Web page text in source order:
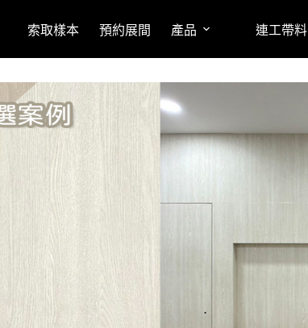
索取樣本 預約展間 產品 連工帶料